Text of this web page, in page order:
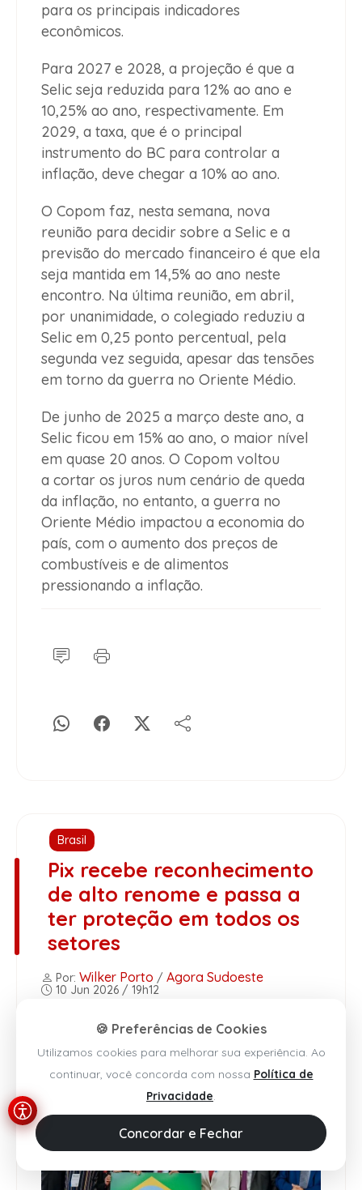
para os principais indicadores
econômicos.
Para 2027 e 2028, a projeção é que a
Selic seja reduzida para 12% ao ano e
10,25% ao ano, respectivamente. Em
2029, a taxa, que é o principal
instrumento do BC para controlar a
inflação, deve chegar a 10% ao ano.
O Copom faz, nesta semana, nova
reunião para decidir sobre a Selic e a
previsão do mercado financeiro é que ela
seja mantida em 14,5% ao ano neste
encontro. Na última reunião, em abril,
por unanimidade, o colegiado reduziu a
Selic em 0,25 ponto percentual, pela
segunda vez seguida, apesar das tensões
em torno da guerra no Oriente Médio.
De junho de 2025 a março deste ano, a
Selic ficou em 15% ao ano, o maior nível
em quase 20 anos. O Copom voltou
a cortar os juros num cenário de queda
da inflação, no entanto, a guerra no
Oriente Médio impactou a economia do
país, com o aumento dos preços de
combustíveis e de alimentos
pressionando a inflação.
Brasil
Pix recebe reconhecimento
de alto renome e passa a
ter proteção em todos os
setores
Por: Wilker Porto / Agora Sudoeste
10 Jun 2026 / 19h12
Ouvir Notícia
🍪 Preferências de Cookies
Utilizamos cookies para melhorar sua experiência. Ao
continuar, você concorda com nossa Política de
Privacidade.
Concordar e Fechar